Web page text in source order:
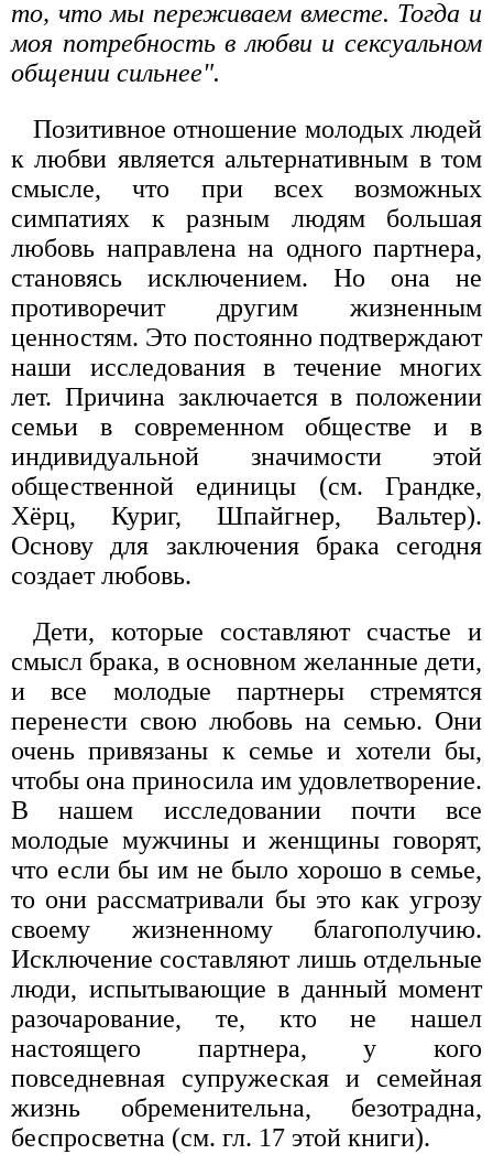
то, что мы переживаем вместе. Тогда и
моя потребность в любви и сексуальном
общении сильнее".
Позитивное отношение молодых людей
к любви является альтернативным в том
смысле, что при всех возможных
симпатиях к разным людям большая
любовь направлена на одного партнера,
становясь исключением. Но она не
противоречит другим жизненным
ценностям. Это постоянно подтверждают
наши исследования в течение многих
лет. Причина заключается в положении
семьи в современном обществе и в
индивидуальной значимости этой
общественной единицы (см. Грандке,
Хёрц, Куриг, Шпайгнер, Вальтер).
Основу для заключения брака сегодня
создает любовь.
Дети, которые составляют счастье и
смысл брака, в основном желанные дети,
и все молодые партнеры стремятся
перенести свою любовь на семью. Они
очень привязаны к семье и хотели бы,
чтобы она приносила им удовлетворение.
В нашем исследовании почти все
молодые мужчины и женщины говорят,
что если бы им не было хорошо в семье,
то они рассматривали бы это как угрозу
своему жизненному благополучию.
Исключение составляют лишь отдельные
люди, испытывающие в данный момент
разочарование, те, кто не нашел
настоящего партнера, у кого
повседневная супружеская и семейная
жизнь обременительна, безотрадна,
беспросветна (см. гл. 17 этой книги).